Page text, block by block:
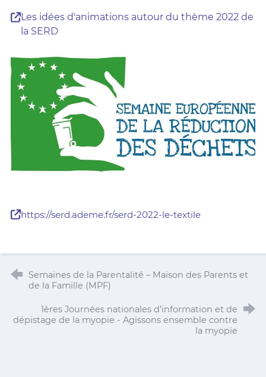
Les idées d'animations autour du thème 2022 de
la SERD
https://serd.ademe.fr/serd-2022-le-textile
Semaines de la Parentalité – Maison des Parents et
de la Famille (MPF)
1ères Journées nationales d’information et de
dépistage de la myopie - Agissons ensemble contre
la myopie